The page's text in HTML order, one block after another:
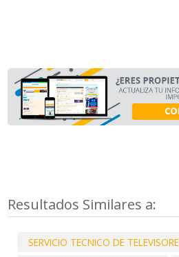
Resultados Similares a:
SERVICIO TECNICO DE